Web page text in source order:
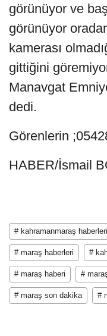
görünüyor ve
görünüyor
kamerası
gittiğini
Manavgat
dedi.
Görenlerin
HABER/İsmail
# kahramanmaraş haberleri
# maraş haberleri #
# maraş haberi #
# maraş son dakika #